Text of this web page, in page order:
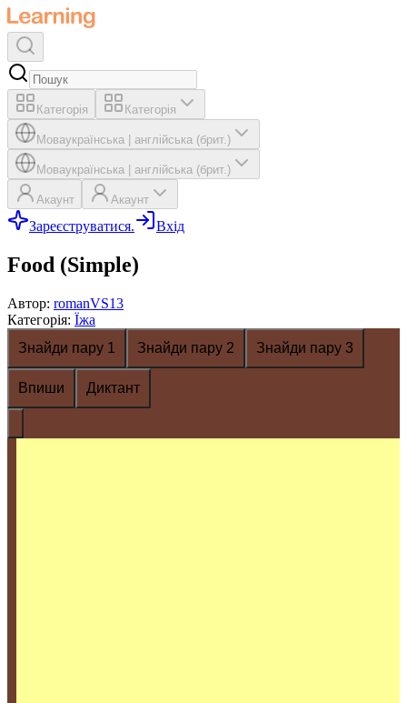
Категорія Категорія
Моваукраїнська англійська (брит.)
Моваукраїнська англійська (брит.)
Акаунт Акаунт
Зареєструватися. Вхід
Food (Simple)
Автор: romanVS13
Категорія: Їжа
Знайди пару 1
Знайди пару 2 Знайди пару 3
Впиши Диктант